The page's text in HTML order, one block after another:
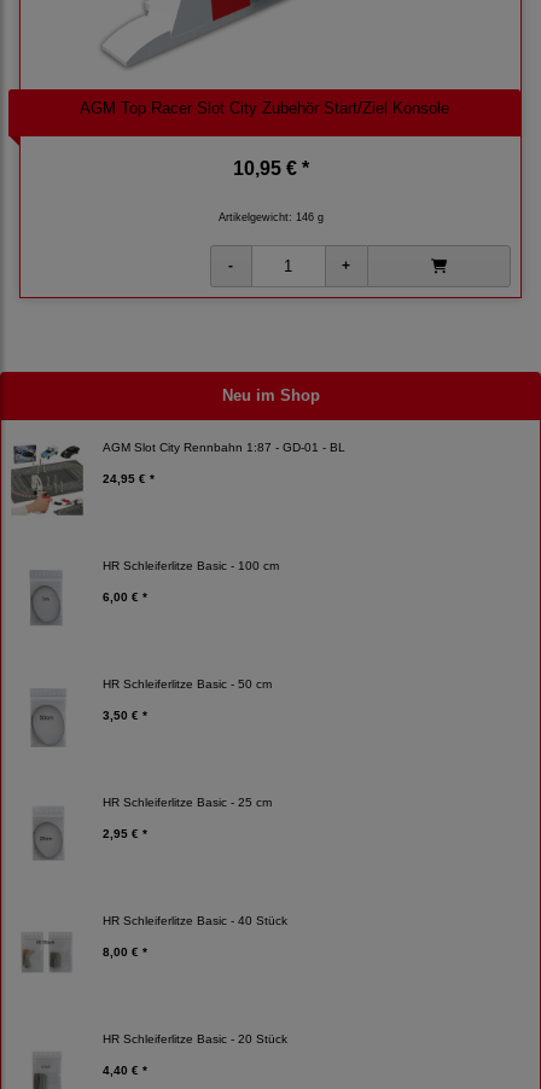
Neu im Shop
AGM Slot City Rennbahn 1:87 - GD-01 - BL
24,95 € *
HR Schleiferlitze Basic - 100 cm
6,00 € *
HR Schleiferlitze Basic - 50 cm
3,50 € *
HR Schleiferlitze Basic - 25 cm
2,95 € *
HR Schleiferlitze Basic - 40 Stück
8,00 € *
HR Schleiferlitze Basic - 20 Stück
4,40 € *
AGM Top Racer Slot City Zubehör Start/Ziel Konsole
10,95 € *
Artikelgewicht: 146 g